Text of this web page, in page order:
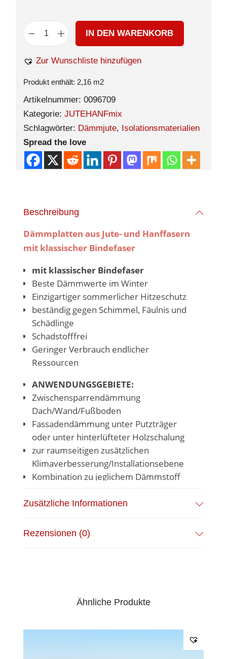
IN DEN WARENKORB
Zur Wunschliste hinzufügen
Produkt enthält: 2,16 m2
Artikelnummer: 0096709
Kategorie: JUTEHANFmix
Schlagwörter: Dämmjute, Isolationsmaterialien
Spread the love
Beschreibung
Dämmplatten aus Jute- und Hanffasern
mit klassischer Bindefaser
mit klassischer Bindefaser
Beste Dämmwerte im Winter
Einzigartiger sommerlicher Hitzeschutz
beständig gegen Schimmel, Fäulnis und
Schädlinge
Schadstofffrei
Geringer Verbrauch endlicher
Ressourcen
ANWENDUNGSGEBIETE:
Zwischensparrendämmung
Dach/Wand/Fußboden
Fassadendämmung unter Putzträger
oder unter hinterlüfteter Holzschalung
zur raumseitigen zusätzlichen
Klimaverbesserung/Installationsebene
Kombination zu jeglichem Dämmstoff
zwischen 40cm und
Zusätzliche Informationen
Rezensionen (0)
Ähnliche Produkte